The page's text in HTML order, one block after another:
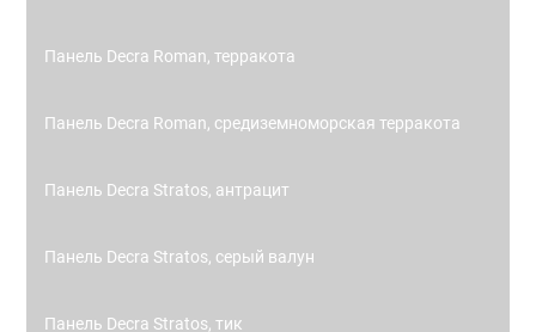
Панель Decra Roman, терракота
Панель Decra Roman, средиземноморская терракота
Панель Decra Stratos, антрацит
Панель Decra Stratos, серый валун
Панель Decra Stratos, тик